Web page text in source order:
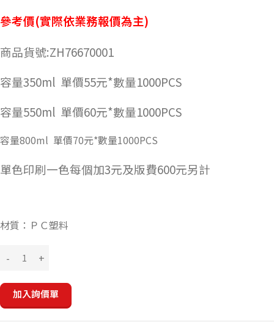
參考價(實際依業務報價為主)
商品貨號:ZH76670001
容量350ml 單價55元*數量1000PCS
容量550ml 單價60元*數量1000PCS
容量800ml 單價70元*數量1000PCS
單色印刷一色每個加3元及版費600元另計
材質：ＰＣ塑料
加入詢價單